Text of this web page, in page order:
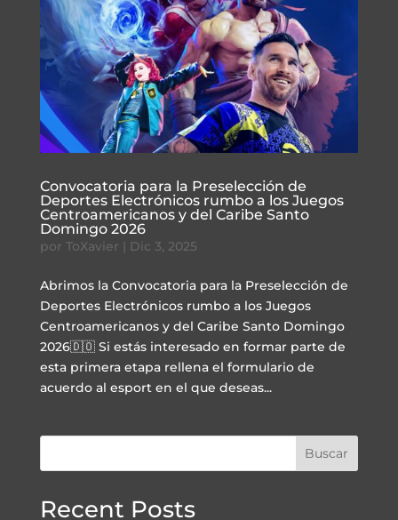
Convocatoria para la Preselección de
Deportes Electrónicos rumbo a los Juegos
Centroamericanos y del Caribe Santo
Domingo 2026
por ToXavier | Dic 3, 2025
Abrimos la Convocatoria para la Preselección de
Deportes Electrónicos rumbo a los Juegos
Centroamericanos y del Caribe Santo Domingo
2026🇩🇴 Si estás interesado en formar parte de
esta primera etapa rellena el formulario de
acuerdo al esport en el que deseas...
Buscar
Recent Posts